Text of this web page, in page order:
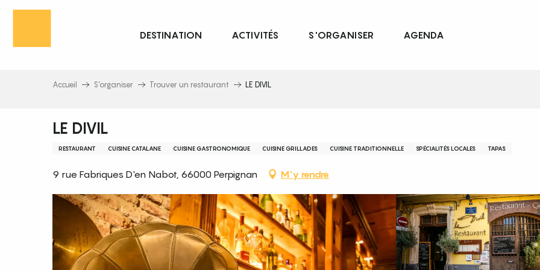
Aller
principal
DESTINATION ACTIVITÉS S'ORGANISER AGENDA
Accueil S’organiser Trouver un restaurant LE DIVIL
LE DIVIL
RESTAURANT CUISINE CATALANE CUISINE GASTRONOMIQUE CUISINE GRILLADES CUISINE TRADITIONNELLE SPÉCIALITÉS LOCALES TAPAS
9 rue Fabriques D'en Nabot, 66000 Perpignan M'y rendre